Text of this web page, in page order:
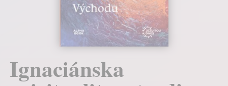
Ignaciánska